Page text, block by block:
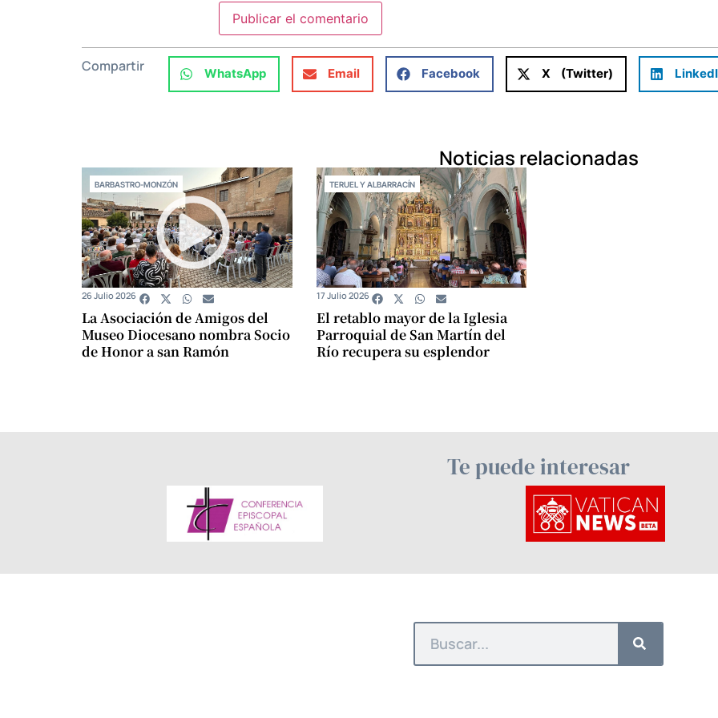
Compartir WhatsApp Email Facebook X (Twitter)
Noticias relacionadas
BARBASTRO-MONZÓN
La Asociación de Amigos del
Museo Diocesano nombra Socio
de Honor a san Ramón
26 Julio 2026
TERUEL Y ALBARRACÍN
El retablo mayor de la Iglesia
Parroquial de San Martín del
Río recupera su esplendor
17 Julio 2026
Te puede interesar